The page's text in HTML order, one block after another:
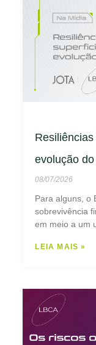
evolução
08/07/2026
Para alguns, o
sobrevivência
em meio a um
LEIA MAIS »